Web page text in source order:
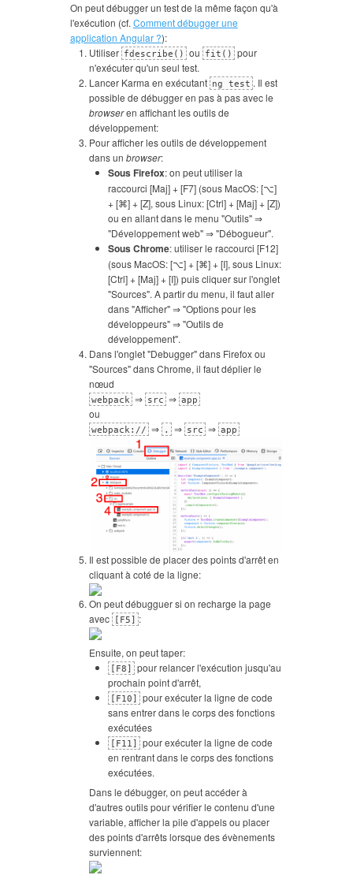
On peut débugger un test de la même façon qu'à
l'exécution (cf. Comment débugger une
application Angular ?):
Utiliser fdescribe() ou fit() pour
n'exécuter qu'un seul test.
Lancer Karma en exécutant ng test . Il est
possible de débugger en pas à pas avec le
browseren affichant les outils de
développement:
Pour afficher les outils de développement
dans un browser:
Sous Firefox: on peut utiliser la
raccourci [Maj] + [F7] (sous MacOS: [⌥]
+ [⌘] + [Z], sous Linux: [Ctrl] + [Maj] + [Z])
ou en allant dans le menu "Outils" ⇒
"Développement web" ⇒ "Débogueur".
Sous Chrome: utiliser le raccourci [F12]
(sous MacOS: [⌥] + [⌘] + [I], sous Linux:
[Ctrl] + [Maj] + [I]) puis cliquer sur l'onglet
"Sources". A partir du menu, il faut aller
dans "Afficher" ⇒ "Options pour les
développeurs" ⇒ "Outils de
développement".
Dans l'onglet "Debugger" dans Firefox ou
"Sources" dans Chrome, il faut déplier le
nœud
webpack ⇒ src ⇒ app
ou
webpack:// ⇒ . ⇒ src ⇒ app
Il est possible de placer des points d'arrêt en
cliquant à coté de la ligne:
On peut débugguer si on recharge la page
avec
[F5] :
Ensuite, on peut taper:
[F8]
pour relancer l'exécution jusqu'au
prochain point d'arrêt,
[F10]
pour exécuter la ligne de code
sans entrer dans le corps des fonctions
exécutées
[F11]
pour exécuter la ligne de code
en rentrant dans le corps des fonctions
exécutées.
Dans le débugger, on peut accéder à
d'autres outils pour vérifier le contenu d'une
variable, afficher la pile d'appels ou placer
des points d'arrêts lorsque des évènements
surviennent: